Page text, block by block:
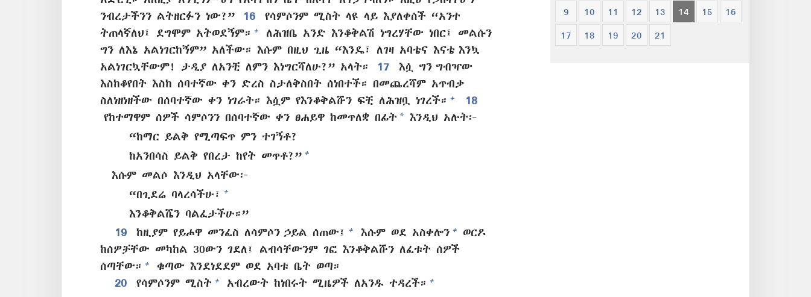
ንብረታችንን ልትዘርፉን ነው?”
16
የሳምሶንም ሚስት ላዩ ላይ እያለቀሰች “አንተ
ትጠላኛለህ፤ ደግሞም አትወደኝም። +
ለሕዝቤ አንድ እንቆቅልሽ ነግረሃቸው ነበር፤ መልሱን
ግን ለእኔ አልነገርከኝም” አለችው። እሱም በዚህ ጊዜ “እንዴ፣ ለገዛ አባቴና እናቴ እንኳ
አልነገርኳቸውም! ታዲያ ለአንቺ ለምን እነግርሻለሁ?” አላት።
17
እሷ ግን ግብዣው
እስከቆየበት እስከ ሰባተኛው ቀን ድረስ ስታለቅስበት ሰነበተች። በመጨረሻም አጥብቃ
ስለነዘነዘችው በሰባተኛው ቀን ነገራት። እሷም የእንቆቅልሹን ፍቺ ለሕዝቧ ነገረች። +
18
የከተማዋም ሰዎች ሳምሶንን በሰባተኛው ቀን ፀሐይዋ ከመጥለቋ በፊት * እንዲህ አሉት፦
“ከማር ይልቅ የሚጣፍጥ ምን ተገኝቶ?
ከአንበሳስ ይልቅ የበረታ ከየት መጥቶ?” +
እሱም መልሶ እንዲህ አላቸው፦
“በጊደሬ ባላረሳችሁ፣
+
እንቆቅልሼን ባልፈታችሁ።”
19
ከዚያም የይሖዋ መንፈስ ለሳምሶን ኃይል ሰጠው፤ + እሱም ወደ አስቀሎን +
ወርዶ
ከሰዎቻቸው መካከል 30ውን ገደለ፤ ልብሳቸውንም ገፎ እንቆቅልሹን ለፈቱት ሰዎች
ሰጣቸው። +
ቁጣው እንደነደደም ወደ አባቱ ቤት ወጣ።
20
የሳምሶንም ሚስት + አብረውት ከነበሩት ሚዜዎች ለአንዱ ተዳረች። +
9 10 11 12 13 14 15 16
17 18 19 20 21